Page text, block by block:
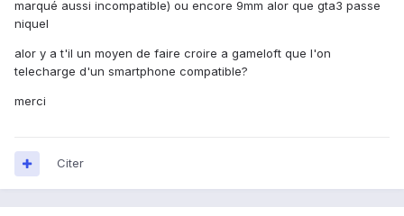
marqué aussi incompatible) ou encore 9mm alor que gta3 passe
niquel
alor y a t'il un moyen de faire croire a gameloft que l'on
telecharge d'un smartphone compatible?
merci
Citer